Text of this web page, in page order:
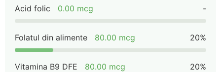
Acid folic 0.00 mcg -
Folatul din alimente 80.00 mcg 20%
Vitamina B9 DFE 80.00 mcg 20%